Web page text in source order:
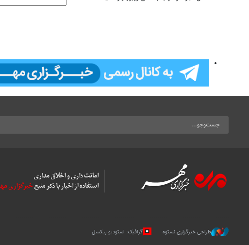
طراحی خبرگزاری نستوه گرافیک: استودیو پیکسل